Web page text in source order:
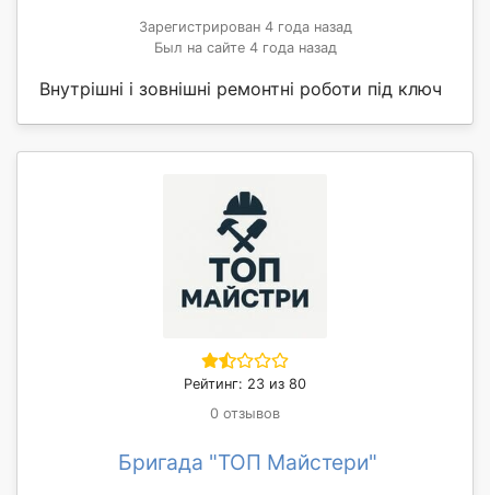
Зарегистрирован 4 года назад
Был на сайте 4 года назад
Внутрішні і зовнішні ремонтні роботи під ключ
Рейтинг: 23 из 80
0 отзывов
Бригада "ТОП Майстери"